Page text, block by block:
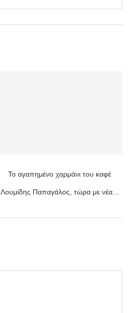
Το αγαπημένο χαρμάνι του καφέ
Λουμίδης Παπαγάλος, τώρα με νέα...